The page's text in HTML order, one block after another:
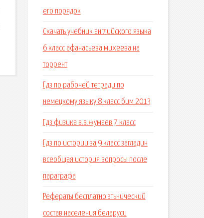
его порядок
Скачать учебник английского языка
6 класс афанасьева михеева на
торрент
Гдз по рабочей тетради по
немецкому языку 8 класс бим 2013
Гдз физика в.в.жумаев 7 класс
Гдз по истории за 9 класс загладин
всеобщая история вопросы после
параграфа
Рефераты бесплатно этьнический
состав населения беларуси